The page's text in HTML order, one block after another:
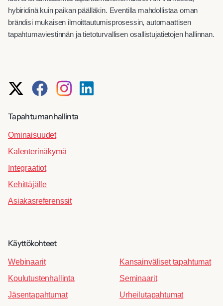
hybiridinä kuin paikan päälläkin. Eventilla mahdollistaa oman
brändisi mukaisen ilmoittautumisprosessin, automaattisen
tapahtumaviestinnän ja tietoturvallisen osallistujatietojen hallinnan.
Tapahtumanhallinta
Ominaisuudet
Kalenterinäkymä
Integraatiot
Kehittäjälle
Asiakasreferenssit
Käyttökohteet
Webinaarit
Koulutustenhallinta
Jäsentapahtumat
Kansainväliset tapahtumat
Seminaarit
Urheilutapahtumat